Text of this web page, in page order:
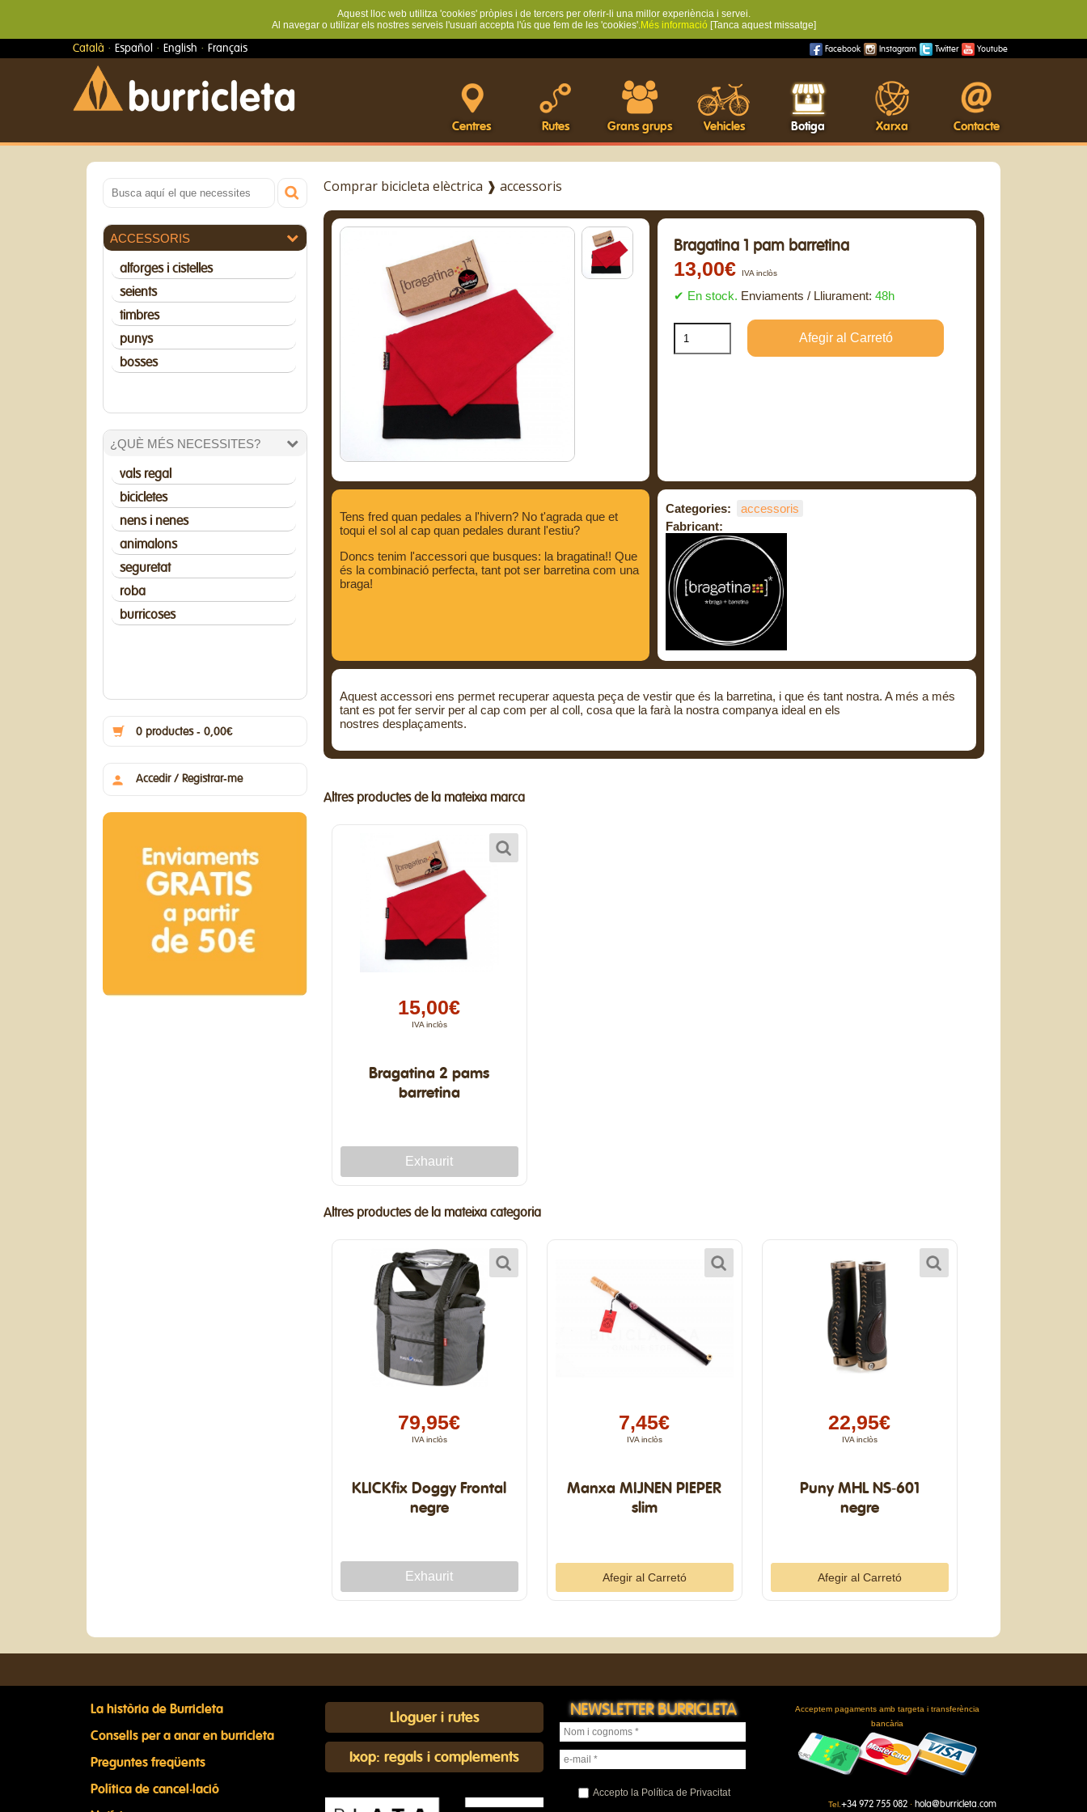
Aquest lloc web utilitza 'cookies' pròpies i de tercers per oferir-li una millor experiència i servei.
Al navegar o utilizar els nostres serveis l'usuari accepta l'ús que fem de les 'cookies'.Més informació [Tanca aquest missatge]
Català · Español · English · Français Facebook Instagram Twitter Youtube
Centres Rutes Grans grups Vehicles Botiga Xarxa Contacte
ACCESSORIS
alforges i cistelles
seients
timbres
punys
bosses
¿QUÈ MÉS NECESSITES?
vals regal
bicicletes
nens i nenes
animalons
seguretat
roba
burricoses
0 productes - 0,00€
Accedir / Registrar-me
Comprar bicicleta elèctrica ❱ accessoris
Bragatina 1 pam barretina
13,00€ IVA inclòs
✔ En stock. Enviaments / Lliurament:48h
Tens fred quan pedales a l'hivern? No t'agrada que et
toqui el sol al cap quan pedales durant l'estiu?
Doncs tenim l'accessori que busques: la bragatina!! Que
és la combinació perfecta, tant pot ser barretina com una
braga!
Categories:
accessoris
Fabricant:
Aquest accessori ens permet recuperar aquesta peça de vestir que és la barretina, i que és tant nostra. A més a més
tant es pot fer servir per al cap com per al coll, cosa que la farà la nostra companya ideal en els
nostres desplaçaments.
Altres productes de la mateixa marca
15,00€
IVA inclòs
Bragatina 2 pams
barretina
Altres productes de la mateixa categoria
79,95€
IVA inclòs
KLICKfix Doggy Frontal
negre
7,45€
IVA inclòs
Manxa MIJNEN PIEPER
slim
22,95€
IVA inclòs
Puny MHL NS-601
negre
La història de Burricleta
Consells per a anar en burricleta
Preguntes freqüents
Política de cancel·lació
Lloguer i rutes
Ixop: regals i complements
NEWSLETTER BURRICLETA
Accepto la Política de Privacitat
Acceptem pagaments amb targeta i transferència
bancària
Tel. +34 972 755 082 · hola@burricleta.com